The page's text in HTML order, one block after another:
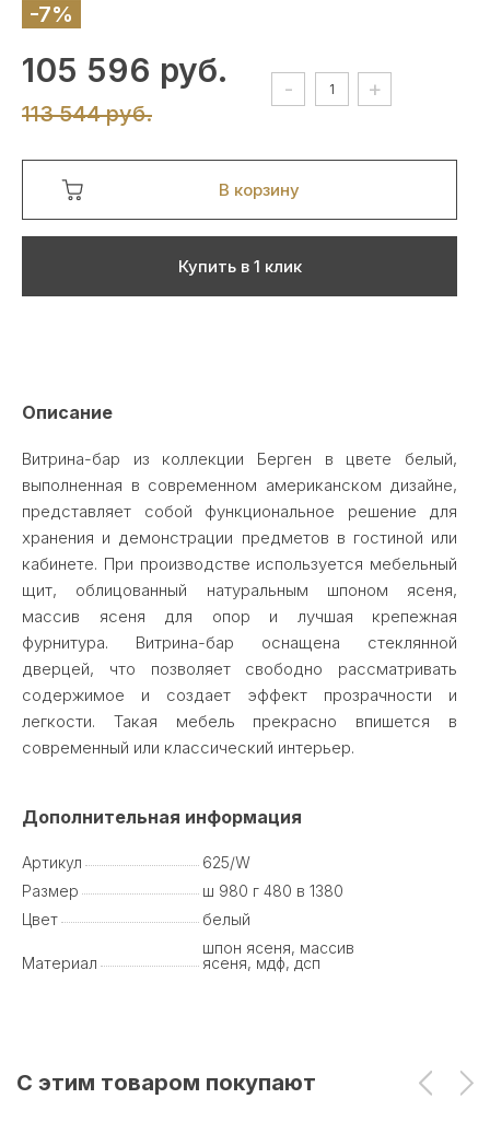
-7%
105 596 руб.
113 544 руб.
- +
В корзину
Купить в 1 клик
Описание
Витрина-бар из коллекции Берген в цвете белый,
выполненная в современном американском дизайне,
представляет собой функциональное решение для
хранения и демонстрации предметов в гостиной или
кабинете. При производстве используется мебельный
щит, облицованный натуральным шпоном ясеня,
массив ясеня для опор и лучшая крепежная
фурнитура. Витрина-бар оснащена стеклянной
дверцей, что позволяет свободно рассматривать
содержимое и создает эффект прозрачности и
легкости. Такая мебель прекрасно впишется в
современный или классический интерьер.
Дополнительная информация
Артикул
625/W
Размер
ш 980 г 480 в 1380
Цвет
белый
Материал
шпон ясеня, массив
ясеня, мдф, дсп
С этим товаром покупают